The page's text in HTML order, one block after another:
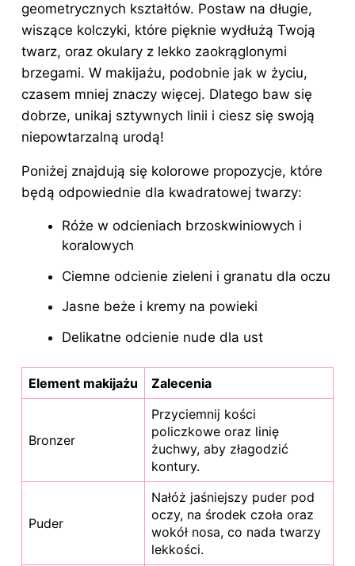
geometrycznych kształtów. Postaw na długie,
wiszące kolczyki, które pięknie wydłużą Twoją
twarz, oraz okulary z lekko zaokrąglonymi
brzegami. W makijażu, podobnie jak w życiu,
czasem mniej znaczy więcej. Dlatego baw się
dobrze, unikaj sztywnych linii i ciesz się swoją
niepowtarzalną urodą!
Poniżej znajdują się kolorowe propozycje, które
będą odpowiednie dla kwadratowej twarzy:
Róże w odcieniach brzoskwiniowych i
koralowych
Ciemne odcienie zieleni i granatu dla oczu
Jasne beże i kremy na powieki
Delikatne odcienie nude dla ust
Element makijażu Zalecenia
Bronzer
Przyciemnij kości
policzkowe oraz linię
żuchwy, aby złagodzić
kontury.
Puder
Nałóż jaśniejszy puder pod
oczy, na środek czoła oraz
wokół nosa, co nada twarzy
lekkości.